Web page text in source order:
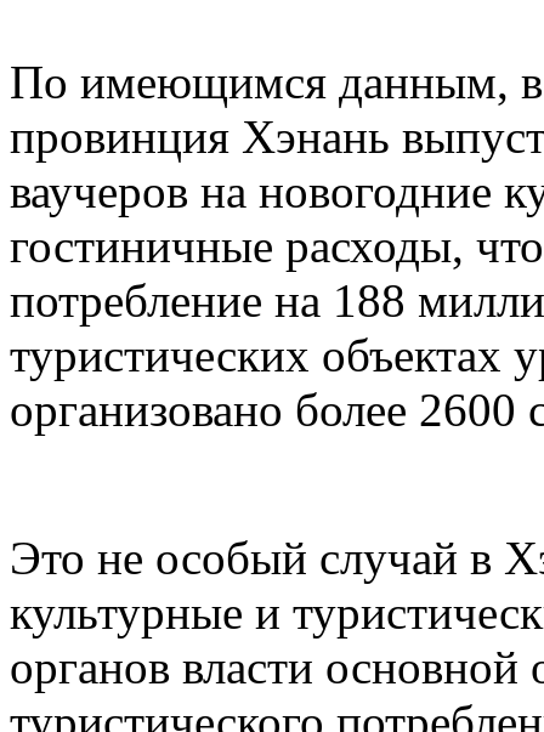
По имеющимся данным, в
провинция Хэнань
ваучеров на новогодние
гостиничные расходы,
потребление на 188
туристических
организовано более 2600
Это не особый случай в
культурные и
органов власти
туристического